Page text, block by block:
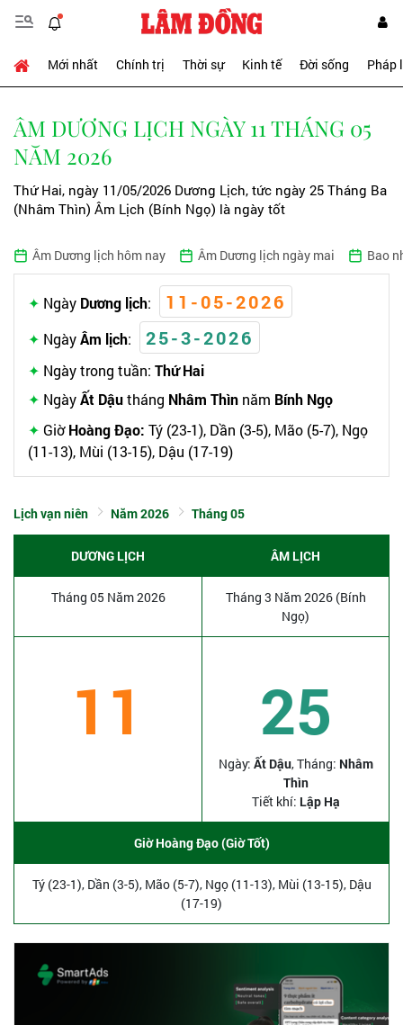
Mới nhất Chính trị Thời sự Kinh tế Đời sống Pháp
ÂM DƯƠNG LỊCH NGÀY 11 THÁNG 05
NĂM 2026
Thứ Hai, ngày 11/05/2026 Dương Lịch, tức ngày 25 Tháng Ba
(Nhâm Thìn) Âm Lịch (Bính Ngọ) là ngày tốt
Âm Dương lịch hôm nay Âm Dương lịch ngày mai Bao
Ngày Dương lịch: 11-05-2026
NgàyÂm lịch: 25-3-2026
Ngày trong tuần: Thứ Hai
NgàyẤt Dậutháng Nhâm Thìn năm Bính Ngọ
GiờHoàng Đạo: Tý (23-1), Dần (3-5), Mão (5-7), Ngọ
(11-13), Mùi (13-15), Dậu (17-19)
Lịch vạn niên Năm 2026 Tháng 05
DƯƠNG LỊCH ÂM LỊCH
Tháng 05 Năm 2026
Tháng 3 Năm 2026 (Bính
Ngọ)
11 25
Ngày: Ất Dậu, Tháng: Nhâm
Thìn
Tiết khí: Lập Hạ
Giờ Hoàng Đạo (Giờ Tốt)
Tý (23-1), Dần (3-5), Mão (5-7), Ngọ (11-13), Mùi (13-15), Dậu
(17-19)